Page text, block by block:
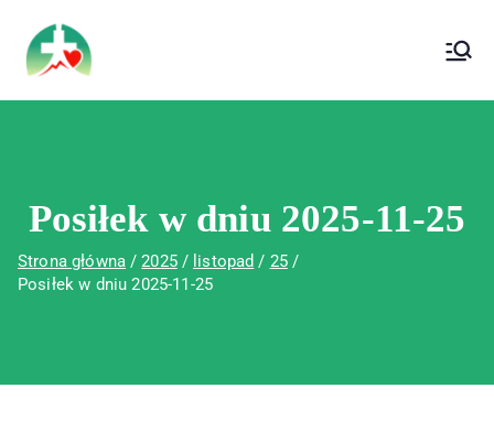
Wojewódzki Szpital Specjalistyczny im.
Św. Rafała w Czerwonej Górze
Posiłek w dniu 2025-11-25
Strona główna 2025 listopad
25
Posiłek w dniu 2025-11-25